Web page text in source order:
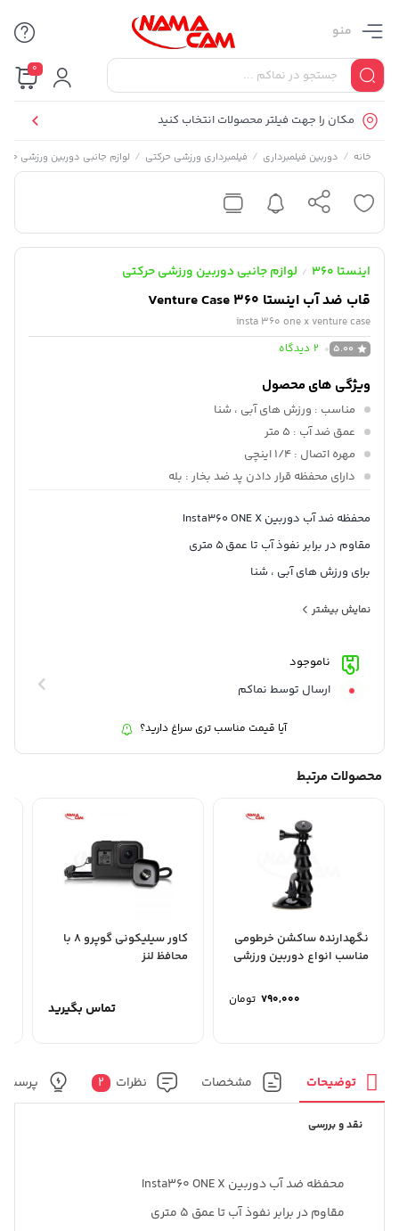
منو
0
مکان را جهت فیلتر محصولات انتخاب کنید
خانه / دوربین فیلمبرداری / فیلمبرداری ورزشی حرکتی / لوازم جانبی دوربین ورزشی
اینستا 360 / لوازم جانبی دوربین ورزشی حرکتی
قاب ضد آب اینستا 360 Venture Case
insta 360 one x venture case
5.00
2 دیدگاه
ویژگی های محصول
مناسب : ورزش های آبی ، شنا
عمق ضد آب : 5 متر
مهره اتصال : 1/4 اینچی
دارای محفظه قرار دادن پد ضد بخار : بله
محفظه ضد آب دوربین Insta360 ONE X
مقاوم در برابر نفوذ آب تا عمق 5 متری
برای ورزش های آبی ، شنا
نمایش بیشتر
ناموجود
ارسال توسط نماکم
آیا قیمت مناسب تری سراغ دارید؟
محصولات مرتبط
نگهدارنده ساکشن خرطومی
مناسب انواع دوربین ورزشی
790,000 تومان
کاور سیلیکونی گوپرو 8 با
محافظ لنز
تماس بگیرید
توضیحات مشخصات نظرات 2 پرسش
نقد و بررسی
محفظه ضد آب دوربین Insta360 ONE X
مقاوم در برابر نفوذ آب تا عمق 5 متری